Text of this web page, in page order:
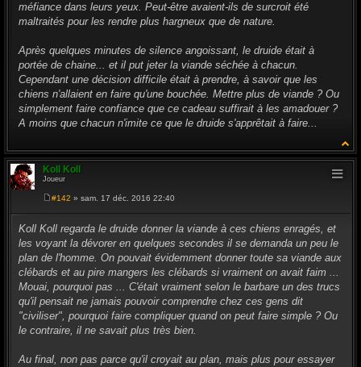
méfiance dans leurs yeux. Peut-être avaient-ils de surcroit été
maltraités pour les rendre plus hargneux que de nature.
Après quelques minutes de silence angoissant, le druide était à
portée de chaine... et il put jeter la viande séchée à chacun.
Cependant une décision difficile était à prendre, à savoir que les
chiens n'allaient en faire qu'une bouchée. Mettre plus de viande ? Ou
simplement faire confiance que ce cadeau suffirait à les amadouer ?
A moins que chacun n'imite ce que le druide s'apprêtait à faire...
Koll Koll
Joueur
s
s
a
e
#142 » sam. 17 déc. 2016 22:40
Koll Koll regarda le druide donner la viande à ces chiens enragés, et
les voyant la dévorer en quelques secondes il se demanda un peu le
plan de l'homme. On pouvait évidemment donner toute sa viande aux
clébards et au pire mangers les clébards si vraiment on avait faim ...
Mouai, pourquoi pas ... C'était vraiment selon le barbare un des trucs
qu'il pensait ne jamais pouvoir comprendre chez ces gens dit
"civiliser", pourquoi faire compliquer quand on peut faire simple ? Ou
le contraire, il ne savait plus très bien.
Au final, non pas parce qu'il croyait au plan, mais plus pour essayer